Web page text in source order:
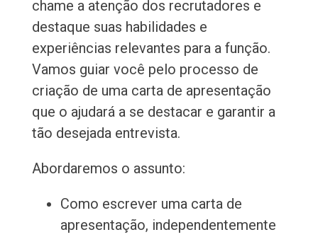
chame a atenção dos recrutadores e
destaque suas habilidades e
experiências relevantes para a função.
Vamos guiar você pelo processo de
criação de uma carta de apresentação
que o ajudará a se destacar e garantir a
tão desejada entrevista.
Abordaremos o assunto:
Como escrever uma carta de
apresentação, independentemente